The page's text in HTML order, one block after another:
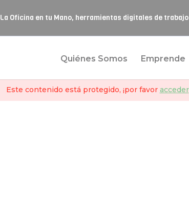
Quiénes Somos Emprende
La Oficina en tu Mano, herramientas digitales de
Este contenido está protegido, ¡por favor acceder